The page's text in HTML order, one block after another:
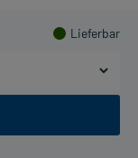
Lieferbar